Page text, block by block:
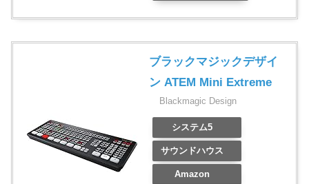
ブラックマジックデザイ
ン ATEM Mini Extreme
Blackmagic Design
システム5
サウンドハウス
Amazon